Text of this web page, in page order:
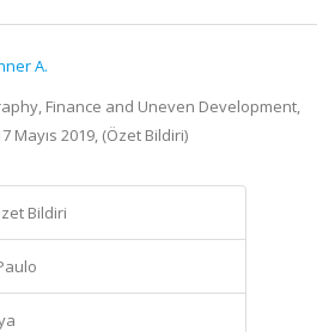
A.
Finance and Uneven Development,
Mayıs 2019, (Özet Bildiri)
Bildiri